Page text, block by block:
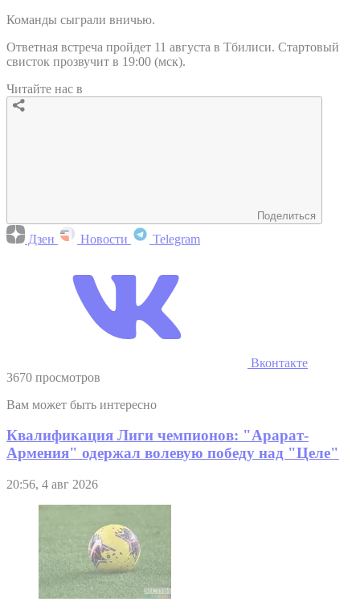
Команды сыграли вничью.
Ответная встреча пройдет 11 августа в Тбилиси. Стартовый
свисток прозвучит в 19:00 (мск).
Читайте нас в
Поделиться
Дзен Новости Telegram
Вконтакте
3670 просмотров
Вам может быть интересно
Квалификация Лиги чемпионов: "Арарат-
Армения" одержал волевую победу над "Целе"
20:56, 4 авг 2026